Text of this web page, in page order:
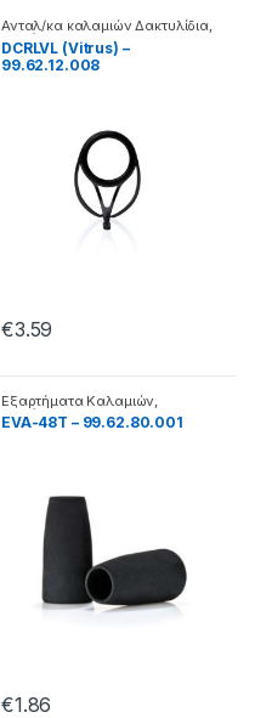
Ανταλ/κα καλαμιών Δακτυλίδια
Καλάμια
DCRLVL (Vitrus) –
99.62.12.008
€3.59
Εξαρτήματα Καλαμιών
Καλάμια
EVA-48T – 99.62.80.001
€1.86